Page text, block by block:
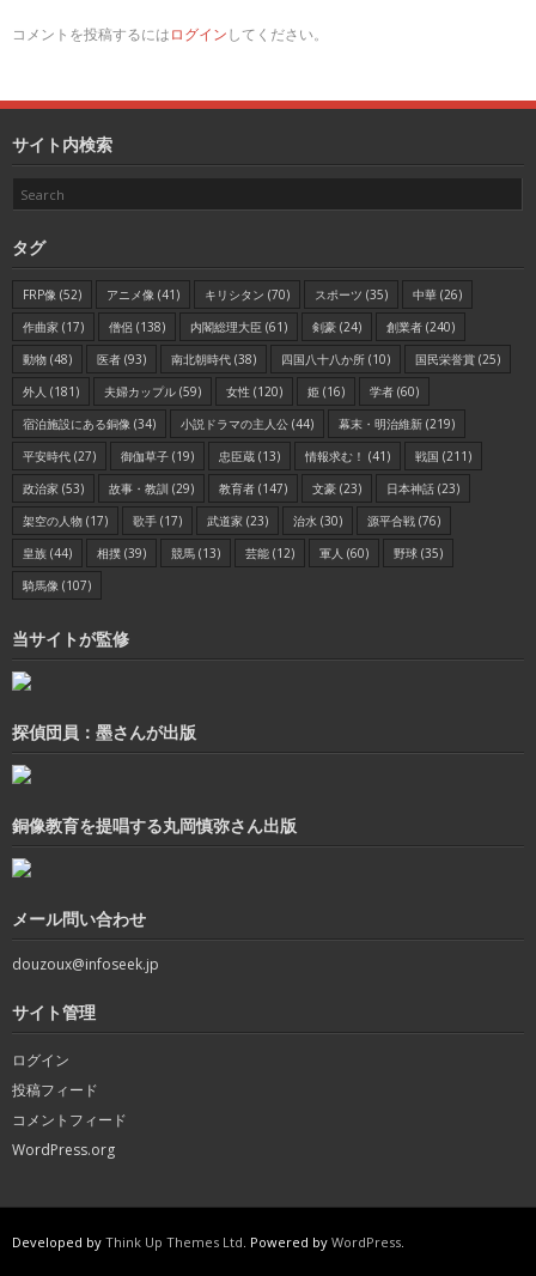
コメントを投稿するにはログインしてください。
サイト内検索
タグ
FRP像 (52) アニメ像 (41) キリシタン (70) スポーツ (35) 中華 (26)
作曲家 (17) 僧侶 (138) 内閣総理大臣 (61) 剣豪 (24) 創業者 (240)
動物 (48) 医者 (93) 南北朝時代 (38) 四国八十八か所 (10) 国民栄誉賞 (25)
外人 (181) 夫婦カップル (59) 女性 (120) 姫 (16) 学者 (60)
宿泊施設にある銅像 (34) 小説ドラマの主人公 (44) 幕末・明治維新 (219)
平安時代 (27) 御伽草子 (19) 忠臣蔵 (13) 情報求む！ (41) 戦国 (211)
政治家 (53) 故事・教訓 (29) 教育者 (147) 文豪 (23) 日本神話 (23)
架空の人物 (17) 歌手 (17) 武道家 (23) 治水 (30) 源平合戦 (76)
皇族 (44) 相撲 (39) 競馬 (13) 芸能 (12) 軍人 (60) 野球 (35)
騎馬像 (107)
当サイトが監修
探偵団員：墨さんが出版
銅像教育を提唱する丸岡慎弥さん出版
メール問い合わせ
douzoux@infoseek.jp
サイト管理
ログイン
投稿フィード
コメントフィード
WordPress.org
Developed by Think Up Themes Ltd. Powered by WordPress.